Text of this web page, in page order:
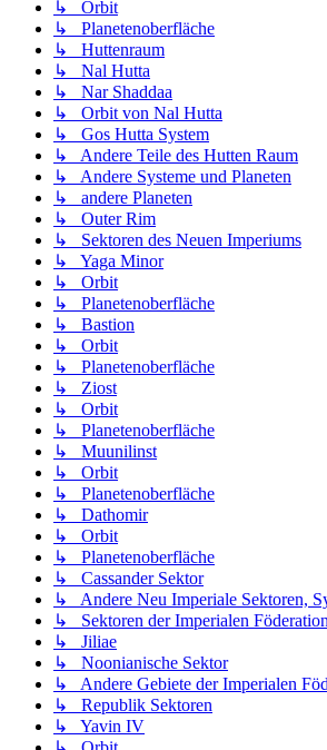
↳ Orbit
↳ Planetenoberfläche
↳ Huttenraum
↳ Nal Hutta
↳ Nar Shaddaa
↳ Orbit von Nal Hutta
↳ Gos Hutta System
↳ Andere Teile des Hutten Raum
↳ Andere Systeme und Planeten
↳ andere Planeten
↳ Outer Rim
↳ Sektoren des Neuen Imperiums
↳ Yaga Minor
↳ Orbit
↳ Planetenoberfläche
↳ Bastion
↳ Orbit
↳ Planetenoberfläche
↳ Ziost
↳ Orbit
↳ Planetenoberfläche
↳ Muunilinst
↳ Orbit
↳ Planetenoberfläche
↳ Dathomir
↳ Orbit
↳ Planetenoberfläche
↳ Cassander Sektor
↳ Andere Neu Imperiale Sektoren,
↳ Sektoren der Imperialen Föderation
↳ Jiliae
↳ Noonianische Sektor
↳ Andere Gebiete der Imperialen
↳ Republik Sektoren
↳ Yavin IV